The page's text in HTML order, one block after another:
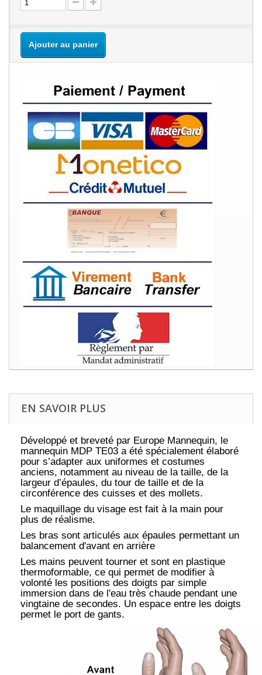
Ajouter au panier
EN SAVOIR PLUS
Développé et breveté par Europe Mannequin, le
mannequin MDP TE03 a été spécialement élaboré
pour s’adapter aux uniformes et costumes
anciens, notamment au niveau de la taille, de la
largeur d’épaules, du tour de taille et de la
circonférence des cuisses et des mollets.
Le maquillage du visage est fait à la main pour
plus de réalisme.
Les bras sont articulés aux épaules permettant un
balancement d'avant en arrière
Les mains peuvent tourner et sont en plastique
thermoformable, ce qui permet de modifier à
volonté les positions des doigts par simple
immersion dans de l'eau très chaude pendant une
vingtaine de secondes. Un espace entre les doigts
permet le port de gants.